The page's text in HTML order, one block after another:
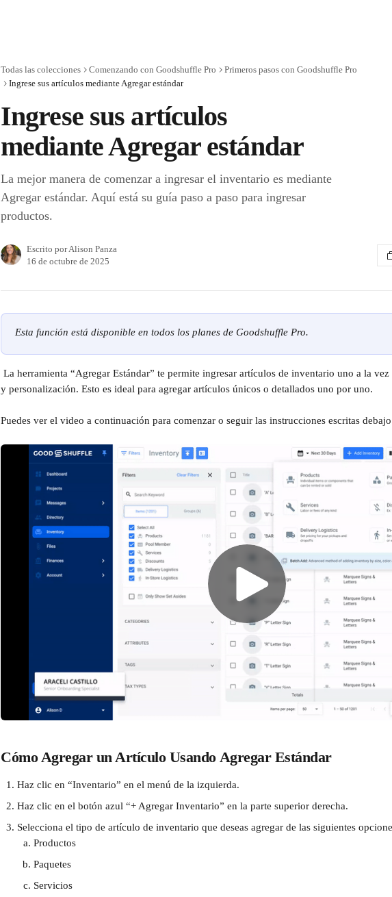
Todas las colecciones Comenzando con Goodshuffle Pro
Primeros pasos con Goodshuffle Pro
Ingrese sus artículos mediante Agregar estándar
Ingrese sus artículos
mediante Agregar estándar
La mejor manera de comenzar a ingresar el inventario es mediante
Agregar estándar. Aquí está su guía paso a paso para ingresar
productos.
Escrito porAlison Panza
16 de octubre de 2025
Esta función está disponible en todos los planes de Goodshuffle Pro.
y personalización. Esto es ideal para agregar artículos únicos o detallados uno por uno.
Puedes ver el video a continuación para comenzar o seguir las instrucciones escritas
Cómo Agregar un Artículo Usando Agregar Estándar
Haz clic en “Inventario” en el menú de la izquierda.
Haz clic en el botón azul “+ Agregar Inventario” en la parte superior derecha.
Selecciona el tipo de artículo de inventario que deseas agregar de las siguientes
Productos
Paquetes
Servicios